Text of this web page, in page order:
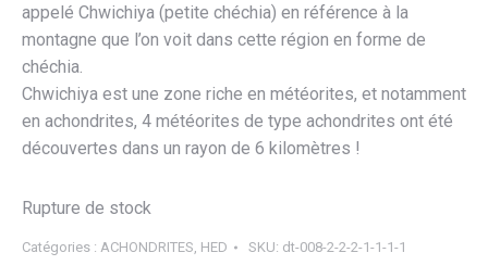
appelé Chwichiya (petite chéchia) en référence à la
montagne que l’on voit dans cette région en forme de
chéchia.
Chwichiya est une zone riche en météorites, et notamment
en achondrites, 4 météorites de type achondrites ont été
découvertes dans un rayon de 6 kilomètres !
Rupture de stock
Catégories : ACHONDRITES HED SKU: dt-008-2-2-2-1-1-1-1